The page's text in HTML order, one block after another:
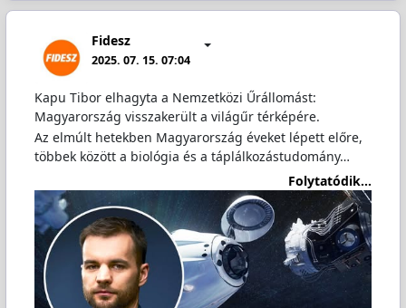
Fidesz
2025. 07. 15. 07:04
Kapu Tibor elhagyta a Nemzetközi Űrállomást:
Magyarország visszakerült a világűr térképére.
Az elmúlt hetekben Magyarország éveket lépett előre,
többek között a biológia és a táplálkozástudomány…
Folytatódik...